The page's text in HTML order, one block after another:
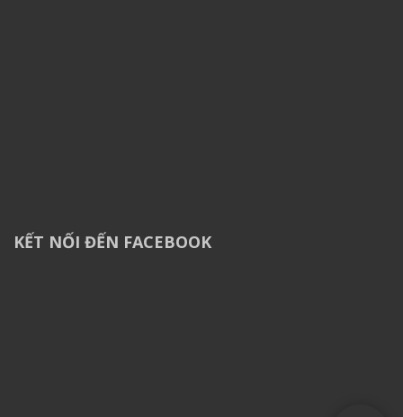
KẾT NỐI ĐẾN FACEBOOK